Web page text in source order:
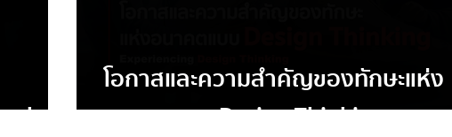
โอกาสและความสำคัญของทักษะแห่ง
อนาคตแบบ Design Thinking